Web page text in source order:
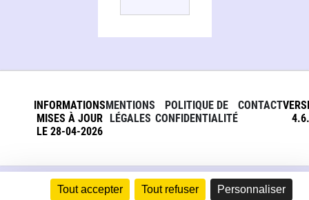
Tout accepter Tout refuser Personnaliser
INFORMATIONS
MISES À JOUR
LE 28-04-2026
MENTIONS
LÉGALES
POLITIQUE DE
CONFIDENTIALITÉ
CONTACT